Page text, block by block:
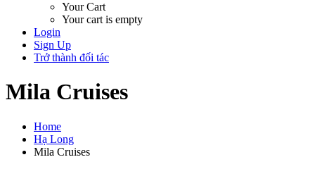
Your Cart
Your cart is empty
Login
Sign Up
Trở thành đối tác
Mila Cruises
Home
Hạ Long
Mila Cruises